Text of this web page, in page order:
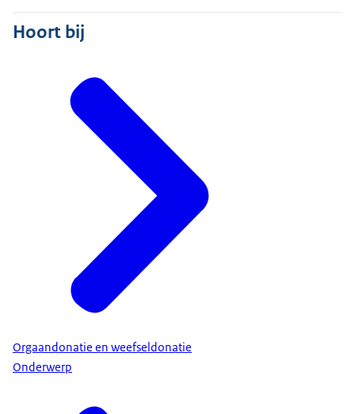
Hoort bij
Orgaandonatie en weefseldonatie
Onderwerp